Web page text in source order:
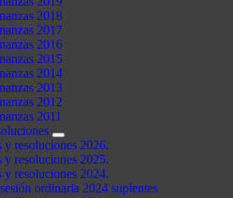
2018
2017
2016
2015
2014
2013
2012
2011
y resoluciones 2026.
y resoluciones 2025.
y resoluciones 2024.
ordinaria 2024 suplentes